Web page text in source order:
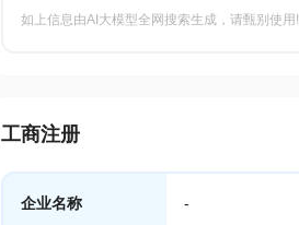
如上信息由AI大模型全网搜索生成，请甄别使用!
工商注册
企业名称 -